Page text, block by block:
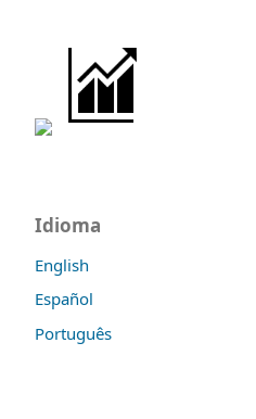
Idioma
English
Español
Português